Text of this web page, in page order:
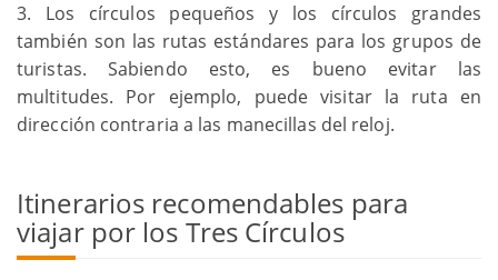
3. Los círculos pequeños y los círculos grandes
también son las rutas estándares para los grupos de
turistas. Sabiendo esto, es bueno evitar las
multitudes. Por ejemplo, puede visitar la ruta en
dirección contraria a las manecillas del reloj.
Itinerarios recomendables para
viajar por los Tres Círculos